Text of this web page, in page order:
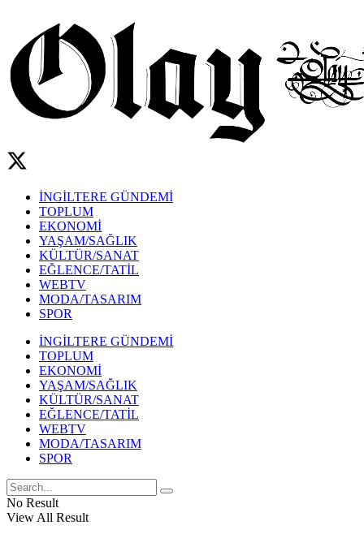
İNGİLTERE GÜNDEMİ
TOPLUM
EKONOMİ
YAŞAM/SAĞLIK
KÜLTÜR/SANAT
EĞLENCE/TATİL
WEBTV
MODA/TASARIM
SPOR
İNGİLTERE GÜNDEMİ
TOPLUM
EKONOMİ
YAŞAM/SAĞLIK
KÜLTÜR/SANAT
EĞLENCE/TATİL
WEBTV
MODA/TASARIM
SPOR
No Result
View All Result